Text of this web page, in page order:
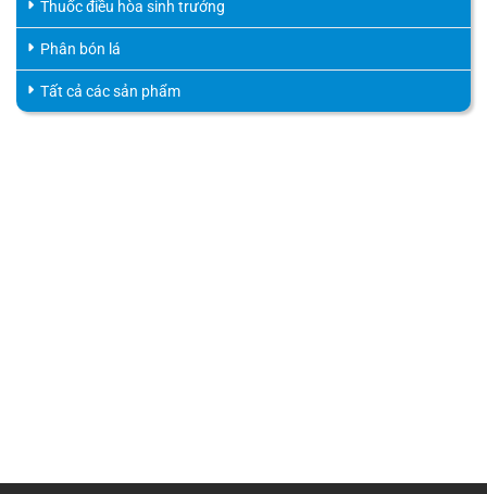
Thuốc điều hòa sinh trưởng
Phân bón lá
Tất cả các sản phẩm